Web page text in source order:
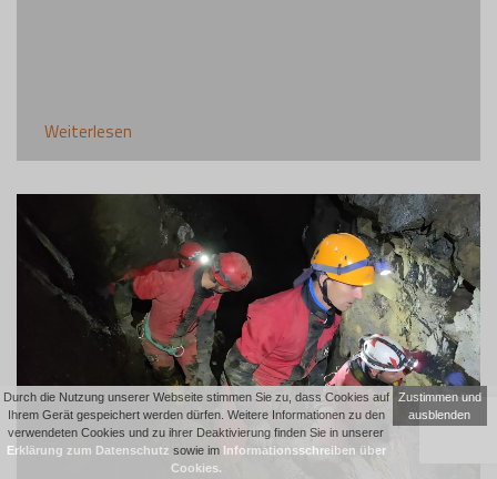
Weiterlesen
Durch die Nutzung unserer Webseite stimmen Sie zu, dass Cookies auf
Ihrem Gerät gespeichert werden dürfen. Weitere Informationen zu den
verwendeten Cookies und zu ihrer Deaktivierung finden Sie in unserer
Erklärung zum Datenschutz sowie im Informationsschreiben über
Cookies.
Zustimmen und
ausblenden